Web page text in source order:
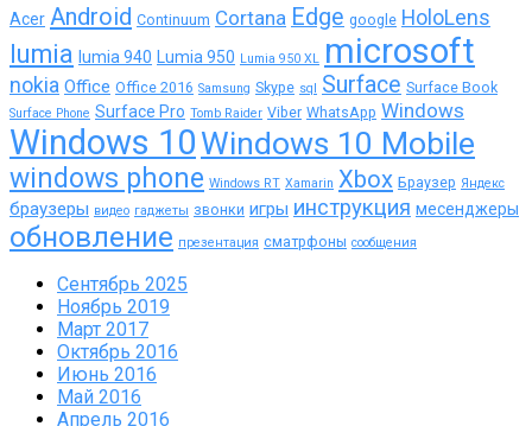
Acer Android Continuum Cortana Edge google HoloLens
lumia lumia 940 Lumia 950 Lumia 950 XL microsoft
nokia Office Office 2016 Samsung Skype sql Surface Surface Book
Surface Phone Surface Pro Tomb Raider Viber WhatsApp Windows
Windows 10Windows 10 Mobile
windows phone Windows RT Xamarin Xbox Браузер Яндекс
браузеры видео гаджеты звонки игры инструкция месенджеры
обновление презентация сматрфоны сообщения
Сентябрь 2025
Ноябрь 2019
Март 2017
Октябрь 2016
Июнь 2016
Май 2016
Апрель 2016